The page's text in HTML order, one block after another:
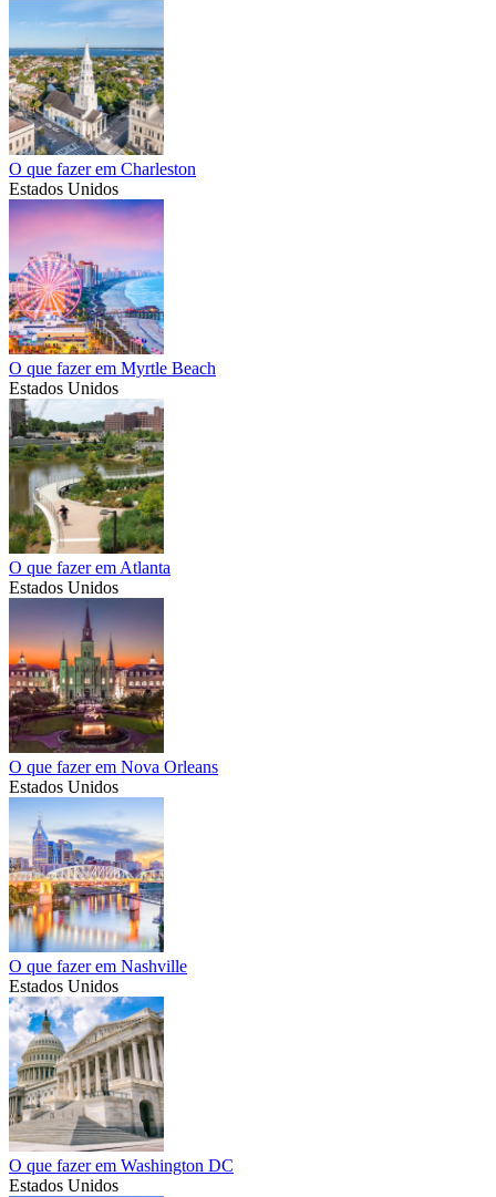
O que fazer em Charleston
Estados Unidos
O que fazer em Myrtle Beach
Estados Unidos
O que fazer em Atlanta
Estados Unidos
O que fazer em Nova Orleans
Estados Unidos
O que fazer em Nashville
Estados Unidos
O que fazer em Washington DC
Estados Unidos